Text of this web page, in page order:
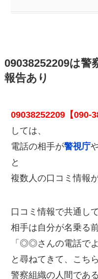
09038252209は警
報告あり
09038252209【090-
しては、
電話の相手が警視庁
と
複数人の口コミ情報
口コミ情報で共通し
相手は自分が名乗る
「◎◎さんの電話で
と尋ねてきて、こち
警察組織の人間であ